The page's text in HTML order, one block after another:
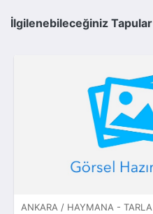
İlgilenebileceğiniz Tapular
ANKARA / HAYMANA - TARLA